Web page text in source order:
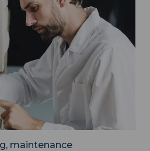
maintenance